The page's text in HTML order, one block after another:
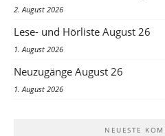
2. August 2026
Lese- und Hörliste August 26
1. August 2026
Neuzugänge August 26
1. August 2026
NEUESTE